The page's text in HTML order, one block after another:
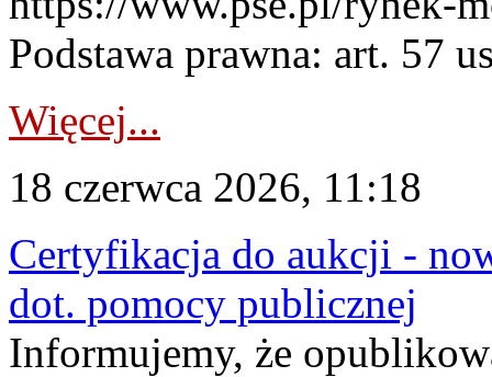
Podstawa prawna: art. 57
Więcej...
18 czerwca 2026, 11:18
Certyfikacja do aukcji -
dot. pomocy publicznej
Informujemy, że